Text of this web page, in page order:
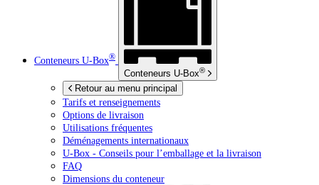
Conteneurs U-Box®
Conteneurs U-Box®
Retour au menu principal
Tarifs et renseignements
Options de livraison
Utilisations fréquentes
Déménagements internationaux
U-Box - Conseils pour l’emballage et la livraison
FAQ
Dimensions du conteneur